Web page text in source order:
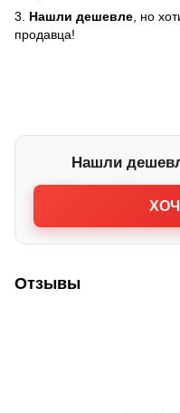
3. Нашли дешевле , но
продавца!
Нашли
Отзывы